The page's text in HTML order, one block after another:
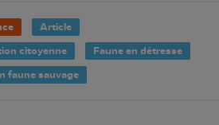
Article
citoyenne
Faune en détresse
faune sauvage